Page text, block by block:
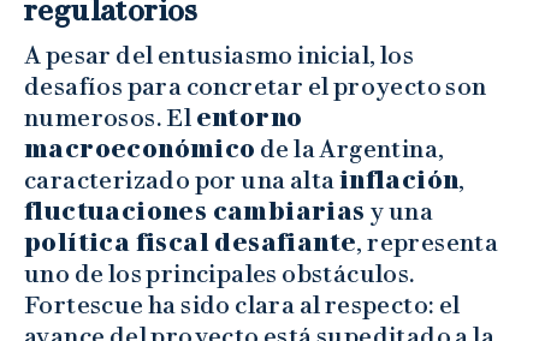
regulatorios
A pesar del entusiasmo inicial, los
desafíos para concretar el proyecto son
numerosos. El entorno
macroeconómico de la Argentina,
caracterizado por una alta inflación,
fluctuaciones cambiarias y una
política fiscal desafiante, representa
uno de los principales obstáculos.
Fortescue ha sido clara al respecto: el